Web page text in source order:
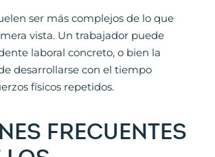
ser más complejos de lo que
vista. Un trabajador puede
laboral concreto, o bien la
desarrollarse con el tiempo
físicos repetidos.
FRECUENTES